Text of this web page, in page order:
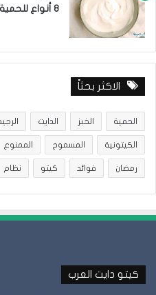
8 أنواع للحمية الكيتونية
الاكثر بحثاً
الحمية الخبز الدايت
الكيتونية المسموح الممنوع
رمضان فوائد كيتو نظام
كيتو دايت العرب